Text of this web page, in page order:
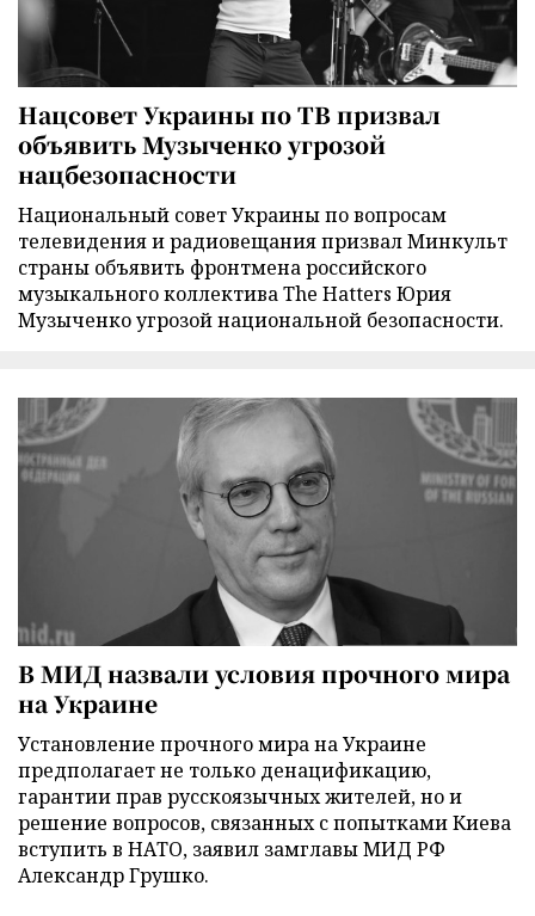
Нацсовет Украины по ТВ призвал
объявить Музыченко угрозой
нацбезопасности
Национальный совет Украины по вопросам
телевидения и радиовещания призвал Минкульт
страны объявить фронтмена российского
музыкального коллектива The Hatters Юрия
Музыченко угрозой национальной безопасности.
В МИД назвали условия прочного мира
на Украине
Установление прочного мира на Украине
предполагает не только денацификацию,
гарантии прав русскоязычных жителей, но и
решение вопросов, связанных с попытками Киева
вступить в НАТО, заявил замглавы МИД РФ
Александр Грушко.